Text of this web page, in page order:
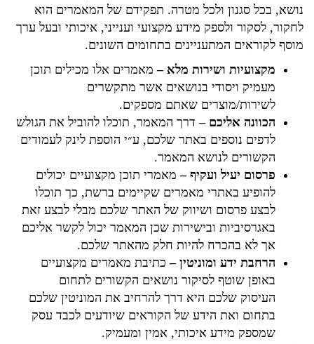
נושא, בכל סגנון ולכל מטרה. תפקידם של המאמרים הוא
לחקור, לסקור ולספק מידע מקצועי וענייני, איכותי ובעל ערך
מוסף לקוראים המתעניינים בתחומים השונים.
מקצועיות ושירות מלא– מאמרים אלו מכילים תוכן
מעמיק ויסודי בנושאים אשר מתקשרים
לשירות/מוצרים שאתם מספקים.
הכוונה אליכם– דרך המאמר, תוכלו להוביל את הגולש
לדפים נוספים באתר שלכם, ע״י הוספת לינק לעמודים
הקשורים לנושא המאמר.
פרסום יעיל ועקיף–מאמרי תוכן מקצועיים יכולים
להופיע באתרי מאמרים שקיימים ברשת, כך תוכלו
לבצע פרסום ושיווק של האתר שלכם מבלי לבצע זאת
באגרסיביות ובישירות שכן המאמר יכול לקשר אליכם
אך לא בהכרח להיות חלק מהאתר שלכם.
הרחבת ידע ומוניטין– כתיבת מאמרים מקצועיים
באופן שוטף לסיקור נושאים הקשורים לתחום
העיסוק שלכם היא דרך להרחיב את המוניטין שלכם
בתחום ואת הידע של הקוראים שיודעים לכבד עסק
שמספק מידע איכותי, אמין ומעמיק.